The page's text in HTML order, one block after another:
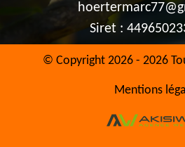
Siret :
© Copyright 2026 - 2026
Mentions